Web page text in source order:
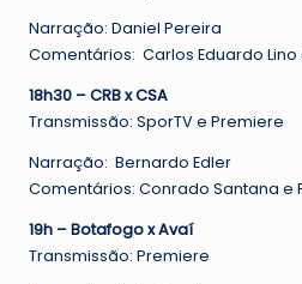
Narração: Daniel Pereira
Comentários: Carlos Eduardo Lino
18h30 – CRB x CSA
Transmissão: SporTV e Premiere
Narração: Bernardo Edler
Comentários: Conrado Santana e
19h – Botafogo x Avaí
Transmissão: Premiere